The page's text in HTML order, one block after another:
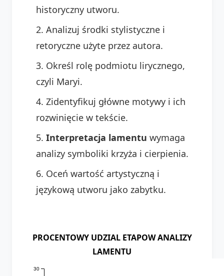
historyczny utworu.
Analizuj środki stylistyczne i
retoryczne użyte przez autora.
Określ rolę podmiotu lirycznego,
czyli Maryi.
Zidentyfikuj główne motywy i ich
rozwinięcie w tekście.
Interpretacja lamentu wymaga
analizy symboliki krzyża i cierpienia.
Oceń wartość artystyczną i
językową utworu jako zabytku.
PROCENTOWY UDZIAL ETAPOW ANALIZY
LAMENTU
30